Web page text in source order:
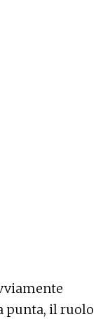
punta, il ruolo